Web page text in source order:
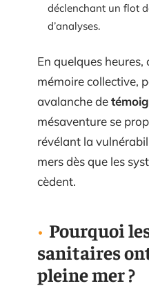
déclenchant un flot
d’analyses.
En quelques heures,
mémoire collective,
avalanche de
mésaventure se
révélant la
mers dès que les
cèdent.
Pourquoi
sanitaires
pleine mer ?